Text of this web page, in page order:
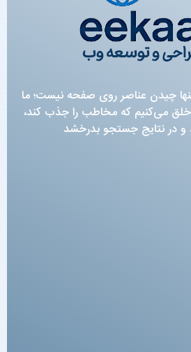
چیدن عناصر روی صفحه نیست؛ ما
می‌کنیم که مخاطب را جذب کند،
و در نتایج جستجو بدرخشد